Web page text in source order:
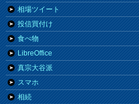
相場ツイート
投信買付け
食べ物
LibreOffice
真宗大谷派
スマホ
相続